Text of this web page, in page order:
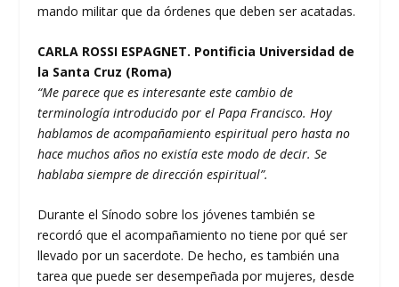
mando militar que da órdenes que deben ser acatadas.
CARLA ROSSI ESPAGNET. Pontificia Universidad de
la Santa Cruz (Roma)
“Me parece que es interesante este cambio de
terminología introducido por el Papa Francisco. Hoy
hablamos de acompañamiento espiritual pero hasta no
hace muchos años no existía este modo de decir. Se
hablaba siempre de dirección espiritual”.
Durante el Sínodo sobre los jóvenes también se
recordó que el acompañamiento no tiene por qué ser
llevado por un sacerdote. De hecho, es también una
tarea que puede ser desempeñada por mujeres, desde